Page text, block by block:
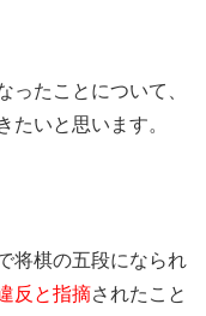
ったことについて、
たいと思います。
将棋の五段になられ
反と指摘されたこと